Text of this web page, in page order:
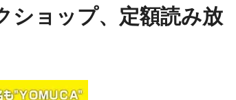
ショップ、定額読み放